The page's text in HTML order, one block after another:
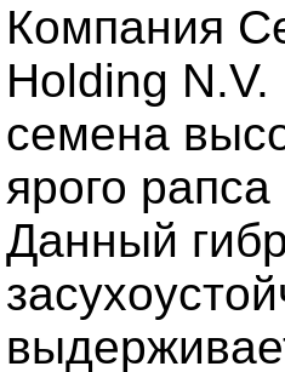
Компания
Holding N.V.
семена
ярого
Данный